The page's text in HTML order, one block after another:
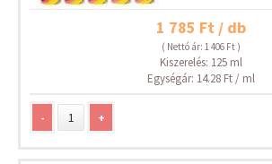
1 785 Ft / db
( Nettó ár: 1 406 Ft )
Kiszerelés: 125 ml
Egységár: 14.28 Ft / ml
- +